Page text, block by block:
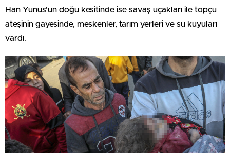
Han Yunus’un doğu kesitinde ise savaş uçakları ile topçu
ateşinin gayesinde, meskenler, tarım yerleri ve su kuyuları
vardı.